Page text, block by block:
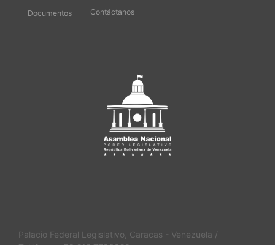
Documentos
Contáctanos
Palacio Federal Legislativo, Caracas - Venezuela /